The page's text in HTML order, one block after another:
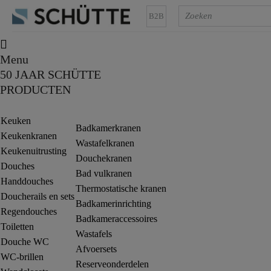
B2B
Menu
50 JAAR SCHÜTTE
PRODUCTEN
Keuken
Keukenkranen
Keukenuitrusting
Douches
Handdouches
Doucherails en sets
Regendouches
Toiletten
Douche WC
WC-brillen
Badkamerkranen
Wastafelkranen
Douchekranen
Bad vulkranen
Thermostatische kranen
Badkamerinrichting
Badkameraccessoires
Wastafels
Afvoersets
Reserveonderdelen